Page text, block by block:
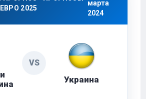
2025
марта
2024
VS
Украина